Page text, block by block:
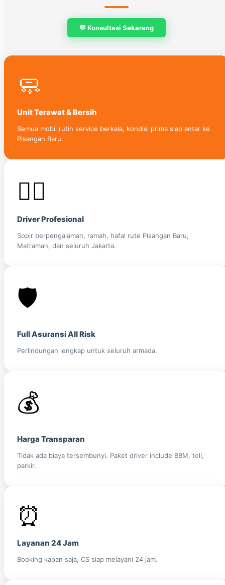
💬 Konsultasi Sekarang
🧼
Unit Terawat & Bersih
Semua mobil rutin service berkala, kondisi prima siap antar ke
Pisangan Baru.
👨‍✈️
Driver Profesional
Sopir berpengalaman, ramah, hafal rute Pisangan Baru,
Matraman, dan seluruh Jakarta.
🛡️
Full Asuransi All Risk
Perlindungan lengkap untuk seluruh armada.
💰
Harga Transparan
Tidak ada biaya tersembunyi. Paket driver include BBM, toll,
parkir.
⏰
Layanan 24 Jam
Booking kapan saja, CS siap melayani 24 jam.